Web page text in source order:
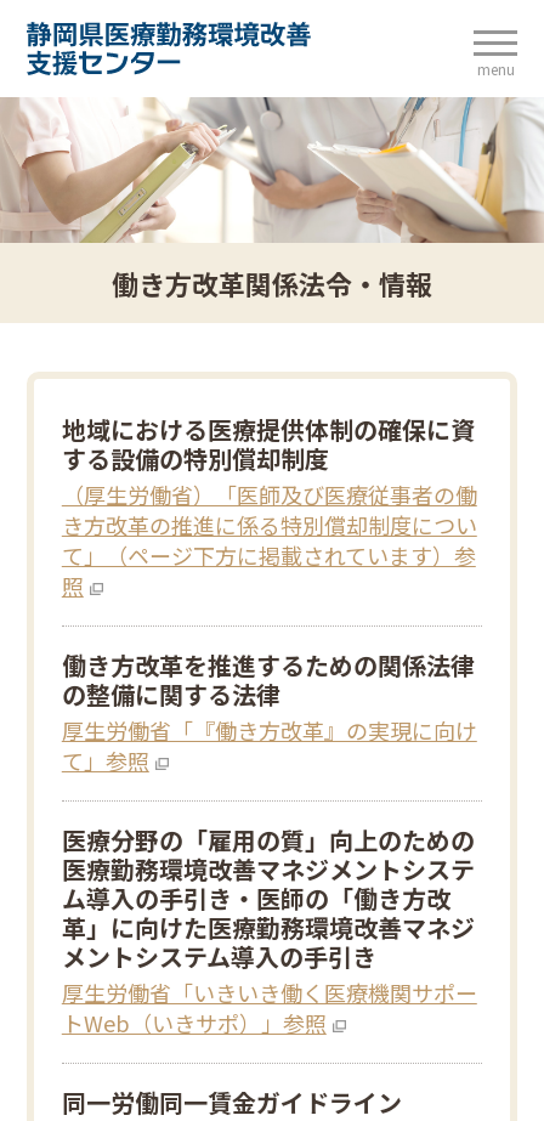
menu
働き方改革関係法令・情報
地域における医療提供体制の確保に資
する設備の特別償却制度
（厚生労働省）「医師及び医療従事者の働
き方改革の推進に係る特別償却制度につい
て」（ページ下方に掲載されています）参
照
働き方改革を推進するための関係法律
の整備に関する法律
厚生労働省「『働き方改革』の実現に向け
て」参照
医療分野の「雇用の質」向上のための
医療勤務環境改善マネジメントシステ
ム導入の手引き・医師の「働き方改
革」に向けた医療勤務環境改善マネジ
メントシステム導入の手引き
厚生労働省「いきいき働く医療機関サポー
トWeb（いきサポ）」参照
同一労働同一賃金ガイドライン